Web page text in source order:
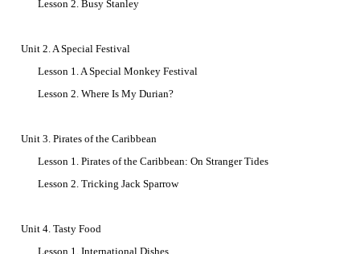
Lesson 2. Busy Stanley
Unit 2. A Special Festival
Lesson 1. A Special Monkey Festival
Lesson 2. Where Is My Durian?
Unit 3. Pirates of the Caribbean
Lesson 1. Pirates of the Caribbean: On Stranger Tides
Lesson 2. Tricking Jack Sparrow
Unit 4. Tasty Food
Lesson 1. International Dishes